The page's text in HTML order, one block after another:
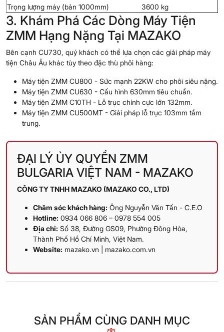
Trọng lượng máy (bản 1000mm)
3600 kg
3. Khám Phá Các Dòng Máy Tiện
ZMM Hạng Nặng Tại MAZAKO
Bên cạnh CU730, quý khách có thể lựa chọn các giải pháp máy
tiện Châu Âu khác tùy theo đặc thù phôi hàng:
Máy tiện ZMM CU800 - Sức mạnh 22KW cho phôi siêu nặng.
Máy tiện ZMM CU630 - Cấu hình 630mm tiêu chuẩn.
Máy tiện ZMM C10TH - Lỗ trục chính cực lớn 132mm.
Máy tiện ZMM CU500MT - Giải pháp lỗ trục 103mm tầm
trung.
ĐẠI LÝ ỦY QUYỀN ZMM
BULGARIA VIỆT NAM - MAZAKO
CÔNG TY TNHH MAZAKO (MAZAKO CO., LTD)
Chăm sóc khách hàng: Ông Nguyễn Văn Tấn - C.E.O
Hotline: 0934 066 806 – 0978 554 005
Địa chỉ: Số 38, Đường GS09, Phường Đông Hòa,
Thành Phố Hồ Chí Minh, Việt Nam.
Website: mazako.vn mazako.com.vn
SẢN PHẨM CÙNG DANH MỤC